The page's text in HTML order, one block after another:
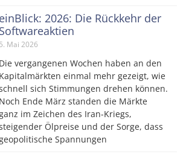
einBlick: 2026: Die Rückkehr der
Softwareaktien
5. Mai 2026
Die vergangenen Wochen haben an den
Kapitalmärkten einmal mehr gezeigt, wie
sich Stimmungen drehen können.
Noch Ende März standen die Märkte
im Zeichen des Iran-Kriegs,
Ölpreise und der Sorge, dass
Spannungen